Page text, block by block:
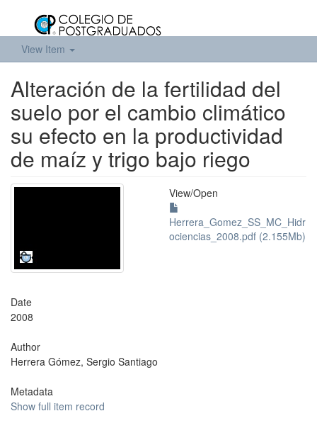
View Item
Alteración de la fertilidad del
suelo por el cambio climático
su efecto en la productividad
de maíz y trigo bajo riego
View/Open
Herrera_Gomez_SS_MC_Hidr
ociencias_2008.pdf (2.155Mb)
Date
2008
Author
Herrera Gómez, Sergio Santiago
Metadata
Show full item record